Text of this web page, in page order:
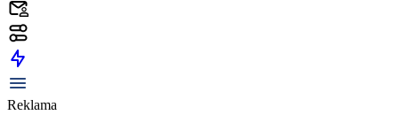
Reklama